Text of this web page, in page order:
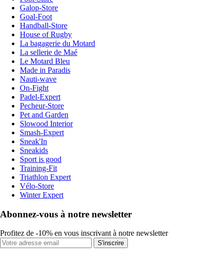
Galop-Store
Goal-Foot
Handball-Store
House of Rugby
La bagagerie du Motard
La sellerie de Maé
Le Motard Bleu
Made in Paradis
Nauti-wave
On-Fight
Padel-Expert
Pecheur-Store
Pet and Garden
Slowood Interior
Smash-Expert
Sneak'In
Sneakids
Sport is good
Training-Fit
Triathlon Expert
Vélo-Store
Winter Expert
Abonnez-vous à notre newsletter
Profitez de -10% en vous inscrivant à notre newsletter
S'inscrire